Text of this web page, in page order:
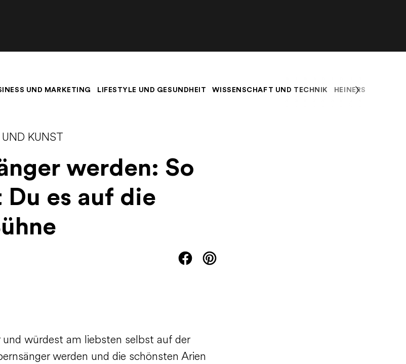
UND MARKETING LIFESTYLE UND GESUNDHEIT WISSENSCHAFT UND TECHNIK HEINERS BLOG
KUNST
werden: So
Du es auf die
und würdest am liebsten selbst auf der
werden und die schönsten Arien